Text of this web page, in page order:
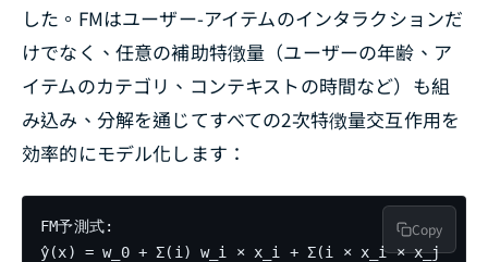
した。FMはユーザー-アイテムのインタラクションだ
けでなく、任意の補助特徴量（ユーザーの年齢、ア
イテムのカテゴリ、コンテキストの時間など）も組
み込み、分解を通じてすべての2次特徴量交互作用を
効率的にモデル化します：
FM予測式:
ŷ(x) = w_0 + Σ(i) w_i × x_i + Σ(i
× x_i × x_j
Copy